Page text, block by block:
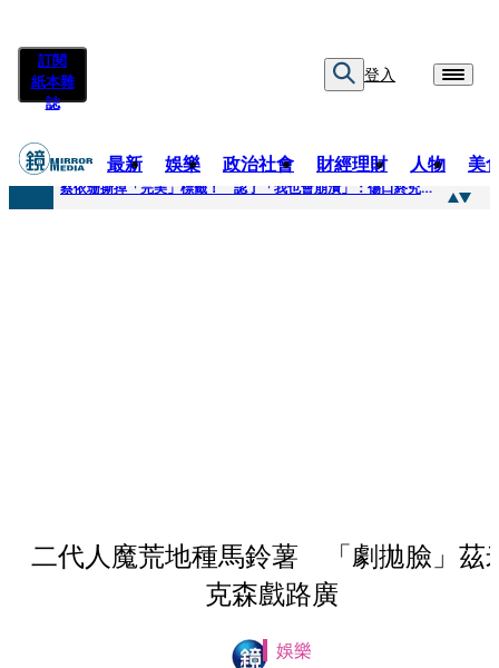
訂閱
紙本雜
誌
登入
最新 娛樂 政治社會 財經理財 人物 美
快訊
蔡依珊撕掉「完美」標籤！ 認了「我也會崩潰」：傷口終究會癒合
二代人魔荒地種馬鈴薯 「劇拋臉」茲
克森戲路廣
娛樂